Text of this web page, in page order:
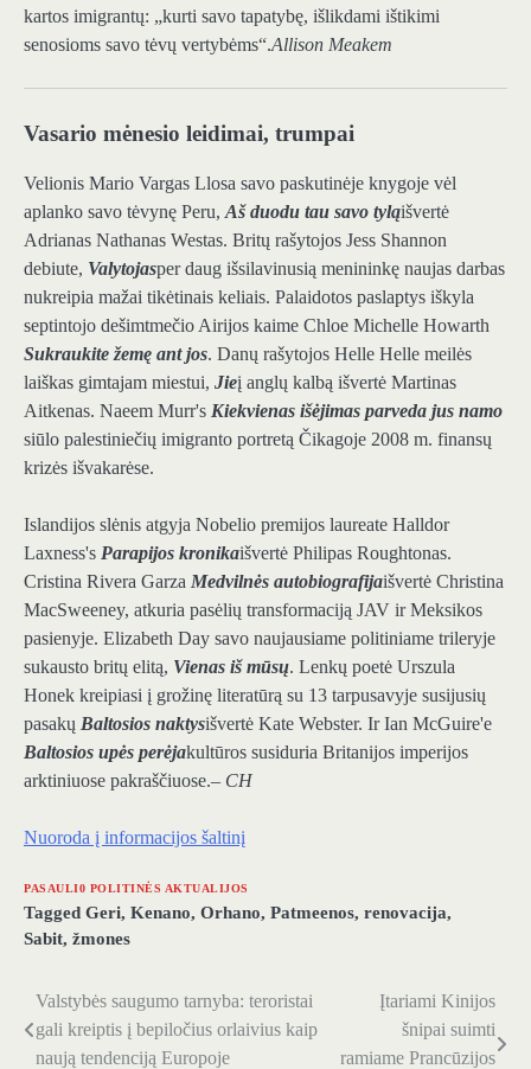
kartos imigrantų: „kurti savo tapatybę, išlikdami ištikimi
senosioms savo tėvų vertybėms“.Allison Meakem
Vasario mėnesio leidimai, trumpai
Velionis Mario Vargas Llosa savo paskutinėje knygoje vėl
aplanko savo tėvynę Peru, Aš duodu tau savo tyląišvertė
Adrianas Nathanas Westas. Britų rašytojos Jess Shannon
debiute, Valytojasper daug išsilavinusią menininkę naujas darbas
nukreipia mažai tikėtinais keliais. Palaidotos paslaptys iškyla
septintojo dešimtmečio Airijos kaime Chloe Michelle Howarth
Sukraukite žemę ant jos. Danų rašytojos Helle Helle meilės
laiškas gimtajam miestui, Jieį anglų kalbą išvertė Martinas
Aitkenas. Naeem Murr's Kiekvienas išėjimas parveda jus namo
siūlo palestiniečių imigranto portretą Čikagoje 2008 m. finansų
krizės išvakarėse.
Islandijos slėnis atgyja Nobelio premijos laureate Halldor
Laxness's Parapijos kronikaišvertė Philipas Roughtonas.
Cristina Rivera Garza Medvilnės autobiografijaišvertė Christina
MacSweeney, atkuria pasėlių transformaciją JAV ir Meksikos
pasienyje. Elizabeth Day savo naujausiame politiniame trileryje
sukausto britų elitą, Vienas iš mūsų. Lenkų poetė Urszula
Honek kreipiasi į grožinę literatūrą su 13 tarpusavyje susijusių
pasakų Baltosios naktysišvertė Kate Webster. Ir Ian McGuire'e
Baltosios upės perėjakultūros susiduria Britanijos imperijos
arktiniuose pakraščiuose.– CH
Nuoroda į informacijos šaltinį
PASAULI0 POLITINĖS AKTUALIJOS
Tagged Geri, Kenano, Orhano, Patmeenos, renovacija,
Sabit, žmones
Navigacija
tarp
Valstybės saugumo tarnyba: teroristai
gali kreiptis į bepiločius orlaivius kaip
naują tendenciją Europoje
Įtariami Kinijos
šnipai suimti
ramiame Prancūzijos